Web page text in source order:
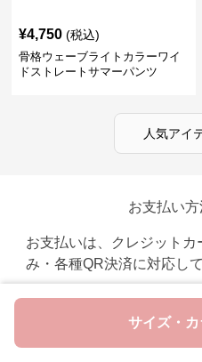
サイズ・
¥4,750 (税込)
骨格ウェーブライトカラーワイ
ドストレートサマーパンツ
人気アイ
お支払い
お支払いは、クレジット
み・各種QR決済に対応して
クレジットカード